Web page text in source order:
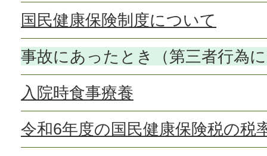
国民健康保険制度について
事故にあったとき（第三者行為
入院時食事療養
令和6年度の国民健康保険税の税